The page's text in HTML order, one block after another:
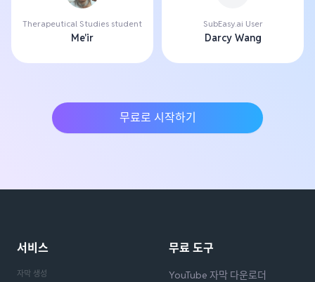
Therapeutical Studies student
Me'ir
SubEasy.ai User
Darcy Wang
무료로 시작하기
서비스
자막 생성
무료 도구
YouTube 자막 다운로더